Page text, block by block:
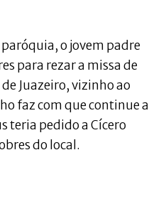
o jovem padre
para rezar a missa de
Juazeiro, vizinho ao
faz com que continue a
teria pedido a Cícero
do local.